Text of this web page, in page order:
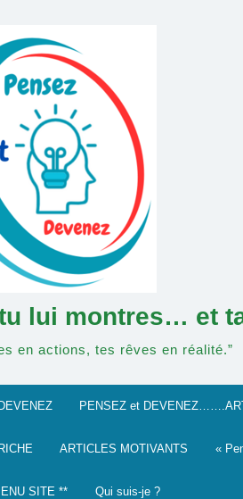
lui montres… et
en actions, tes rêves en réalité.”
PENSEZ et
ARTICLES MOTIVANTS «
SITE ** Qui suis-je ?